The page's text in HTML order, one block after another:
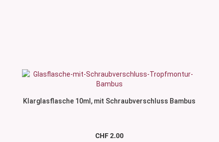
Klarglasflasche 10ml, mit Schraubverschluss Bambus
CHF 2.00